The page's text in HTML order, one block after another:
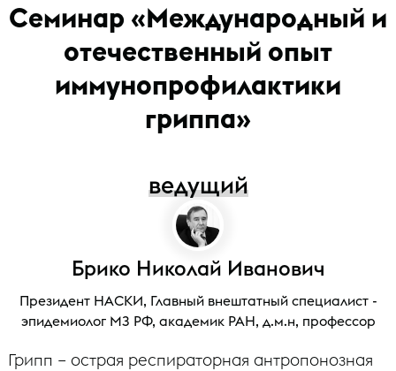
Семинар «Международный и
отечественный опыт
иммунопрофилактики
гриппа»
ведущий
Брико Николай Иванович
Президент НАСКИ, Главный внештатный специалист -
эпидемиолог МЗ РФ, академик РАН, д.м.н, профессор
Грипп – острая респираторная антропонозная